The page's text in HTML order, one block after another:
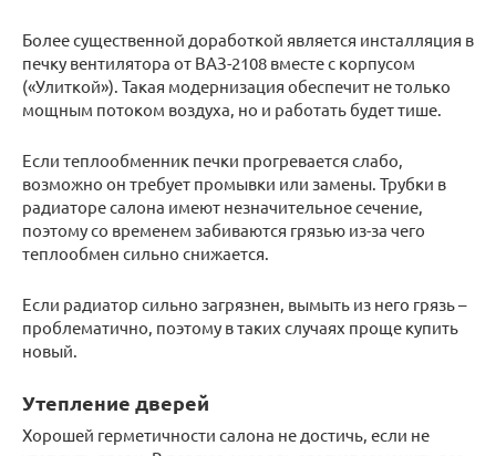
Более существенной доработкой является инсталляция в
печку вентилятора от ВАЗ-2108 вместе с корпусом
(«Улиткой»). Такая модернизация обеспечит не только
мощным потоком воздуха, но и работать будет тише.
Если теплообменник печки прогревается слабо,
возможно он требует промывки или замены. Трубки в
радиаторе салона имеют незначительное сечение,
поэтому со временем забиваются грязью из-за чего
теплообмен сильно снижается.
Если радиатор сильно загрязнен, вымыть из него грязь –
проблематично, поэтому в таких случаях проще купить
новый.
Утепление дверей
Хорошей герметичности салона не достичь, если не